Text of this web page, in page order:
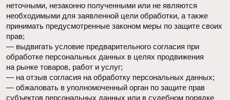
персональных данных, указанных в ч. 1 ст. 10 Закона
о персональных данных, допускается, если соблюдаются
запреты и условия, предусмотренные ст. 10.1 Закона
о персональных данных.
5.10. Согласие Пользователя на обработку персональных
данных, разрешенных для распространения, оформляется
отдельно от других согласий на обработку его
персональных данных. При этом соблюдаются условия,
предусмотренные, в частности, ст. 10.1 Закона
о персональных данных. Требования к содержанию такого
согласия устанавливаются уполномоченным органом
по защите прав субъектов персональных данных.